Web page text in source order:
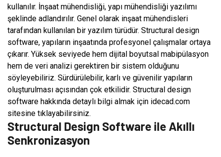
kullanılır. İnşaat mühendisliği, yapı mühendisliği yazılımı
şeklinde adlandırılır. Genel olarak inşaat mühendisleri
tarafından kullanılan bir yazılım türüdür. Structural design
software, yapıların inşaatında profesyonel çalışmalar ortaya
çıkarır. Yüksek seviyede hem dijital boyutsal mabipülasyon
hem de veri analizi gerektiren bir sistem olduğunu
söyleyebiliriz. Sürdürülebilir, karlı ve güvenilir yapıların
oluşturulması açısından çok etkilidir. Structural design
software hakkında detaylı bilgi almak için idecad.com
sitesine tıklayabilirsiniz.
Structural Design Software ile Akıllı
Senkronizasyon